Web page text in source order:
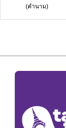
(คำนาม)